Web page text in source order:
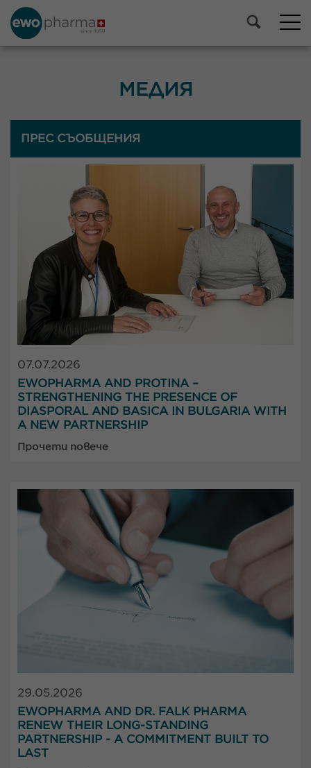
МЕДИЯ
ПРЕС СЪОБЩЕНИЯ
07.07.2026
EWOPHARMA AND PROTINA –
STRENGTHENING THE PRESENCE OF
DIASPORAL AND BASICA IN BULGARIA WITH
A NEW PARTNERSHIP
Прочети повече
29.05.2026
EWOPHARMA AND DR. FALK PHARMA
RENEW THEIR LONG-STANDING
PARTNERSHIP - A COMMITMENT BUILT TO
LAST